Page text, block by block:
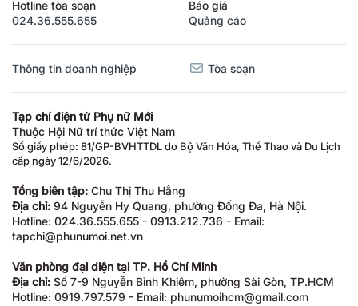
Hotline tòa soạn
024.36.555.655
Báo giá
Quảng cáo
Thông tin doanh nghiệp Tòa soạn
Tạp chí điện tử Phụ nữ Mới
Thuộc Hội Nữ trí thức Việt Nam
Số giấy phép: 81/GP-BVHTTDL do Bộ Văn Hóa, Thể Thao và Du Lịch
cấp ngày 12/6/2026.
Tổng biên tập: Chu Thị Thu Hằng
Địa chỉ: 94 Nguyễn Hy Quang, phường Đống Đa, Hà Nội.
Hotline: 024.36.555.655 - 0913.212.736 - Email:
tapchi@phunumoi.net.vn
Văn phòng đại diện tại TP. Hồ Chí Minh
Địa chỉ: Số 7-9 Nguyễn Bỉnh Khiêm, phường Sài Gòn, TP.HCM
Hotline: 0919.797.579 - Email: phunumoihcm@gmail.com